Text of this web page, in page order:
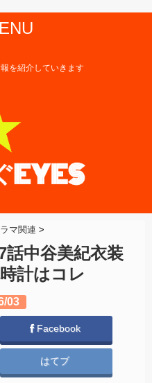
を紹介していきます
ラマ関連 >
中谷美紀衣装
計はコレ
03
Facebook
はてブ